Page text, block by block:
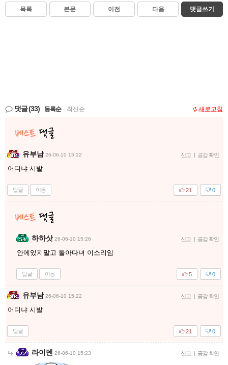
목록 본문 이전 다음 댓글쓰기
댓글(33) 등록순 최신순 새로고침
유부남 26-06-10 15:22 신고 | 공감 확인
어디냐 시발
답글 이동 0
21
하하삿 26-06-10 15:26 신고 | 공감 확인
안에있지말고 돌아다녀 이소리임
답글 이동 0
5
유부남 26-06-10 15:22 신고 | 공감 확인
어디냐 시발
답글 0
21
라이덴 26-06-10 15:23 신고 | 공감 확인